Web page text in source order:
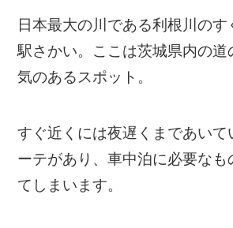
日本最大の川である利根川の
駅さかい。ここは茨城県内の道
気のあるスポット。
すぐ近くには夜遅くまであいて
ーテがあり、車中泊に必要なも
てしまいます。